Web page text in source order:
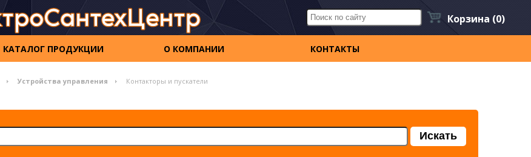
Корзина (0)
КАТАЛОГ ПРОДУКЦИИ О КОМПАНИИ КОНТАКТЫ
Устройства управления Контакторы и пускатели